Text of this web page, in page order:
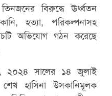
বিরুদ্ধে ঊর্ধ্বতন
হত্যা, পরিকল্পনাসহ
অভিযোগ গঠন করেছে
২০২৪ সালের ১৪ জুলাই
হাসিনা উসকানিমূলক